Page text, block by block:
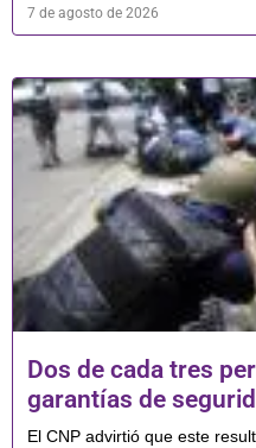
7 de agosto de 2026
Dos de cada tres
garantías de
El CNP advirtió que este